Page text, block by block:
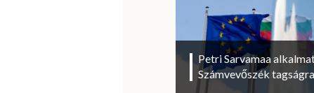
Petri Sarvamaa
Számvevőszék